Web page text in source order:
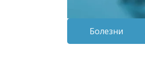
Болезни